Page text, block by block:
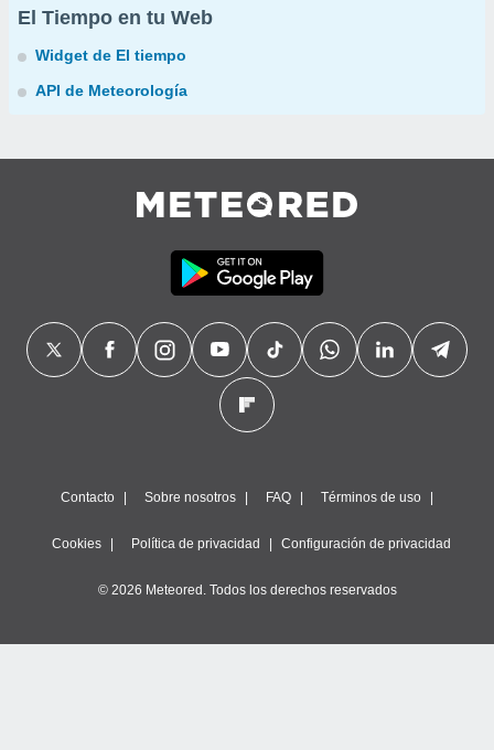
El Tiempo en tu Web
Widget de El tiempo
API de Meteorología
Contacto Sobre nosotros FAQ Términos de uso
Cookies Política de privacidad Configuración de privacidad
© 2026 Meteored. Todos los derechos reservados